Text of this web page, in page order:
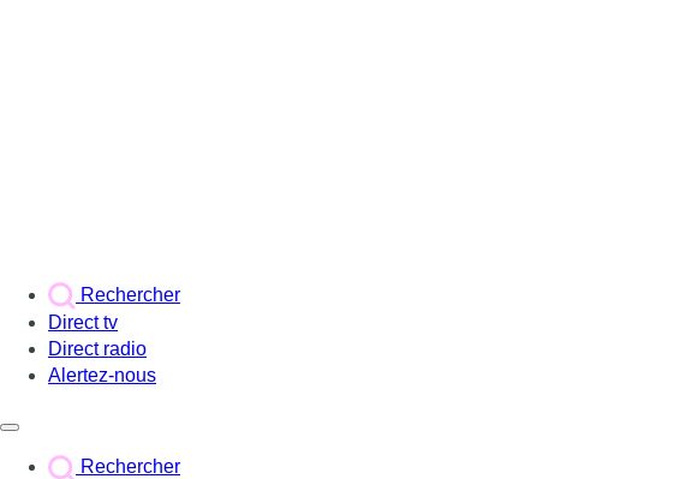
Rechercher
Direct tv
Direct radio
Alertez-nous
Rechercher